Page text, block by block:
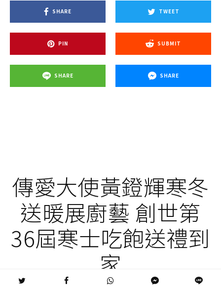
SHARE TWEET
PIN SUBMIT
SHARE SHARE
傳愛大使黃鐙輝寒冬
送暖展廚藝 創世第
36屆寒士吃飽送禮到
家
傳愛大使黃鐙輝寒冬送暖展廚藝 創世第36屆寒士